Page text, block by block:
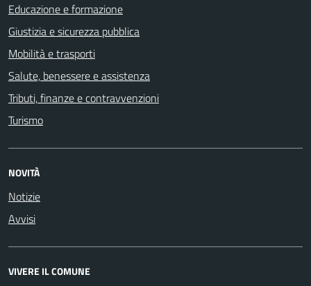
Educazione e formazione
Giustizia e sicurezza pubblica
Mobilità e trasporti
Salute, benessere e assistenza
Tributi, finanze e contravvenzioni
Turismo
NOVITÀ
Notizie
Avvisi
VIVERE IL COMUNE